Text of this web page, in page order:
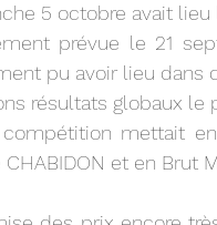
5 octobre avait
prévue le 21
pu avoir lieu dans
résultats globaux le
mettait
CHABIDON et en Brut